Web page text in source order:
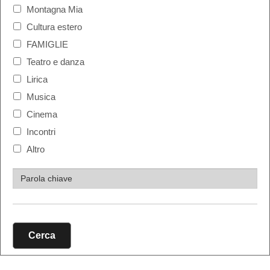
Montagna Mia
Cultura estero
FAMIGLIE
Teatro e danza
Lirica
Musica
Cinema
Incontri
Altro
Cerca